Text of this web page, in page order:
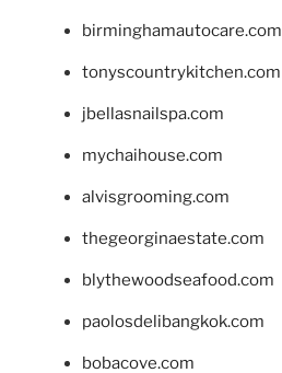
birminghamautocare.com
tonyscountrykitchen.com
jbellasnailspa.com
mychaihouse.com
alvisgrooming.com
thegeorginaestate.com
blythewoodseafood.com
paolosdelibangkok.com
bobacove.com